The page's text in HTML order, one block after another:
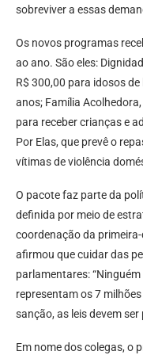
sobreviver a essas
Os novos programas
ao ano. São eles:
R$ 300,00 para idosos
anos; Família
para receber crianças e
Por Elas, que prevê o
vítimas de violência
O pacote faz parte da
definida por meio de
coordenação da
afirmou que cuidar das
parlamentares:
representam os 7
sanção, as leis devem
Em nome dos colegas, o